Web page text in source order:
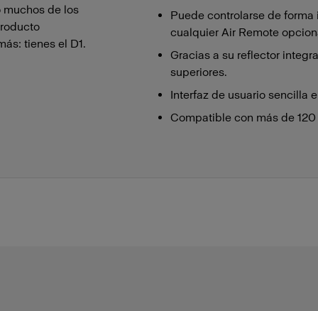
muchos de los
tienes el D1.
Puede controlarse de
cualquier Air Remote
Gracias a su reflector
superiores.
Interfaz de usuario sencilla
Compatible con más de